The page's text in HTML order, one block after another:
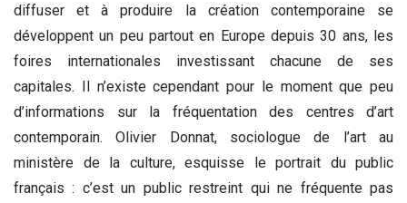
diffuser et à produire la création contemporaine se
développent un peu partout en Europe depuis 30 ans, les
foires internationales investissant chacune de ses
capitales. Il n’existe cependant pour le moment que peu
d’informations sur la fréquentation des centres d’art
contemporain. Olivier Donnat, sociologue de l’art au
ministère de la culture, esquisse le portrait du public
français : c’est un public restreint qui ne fréquente pas